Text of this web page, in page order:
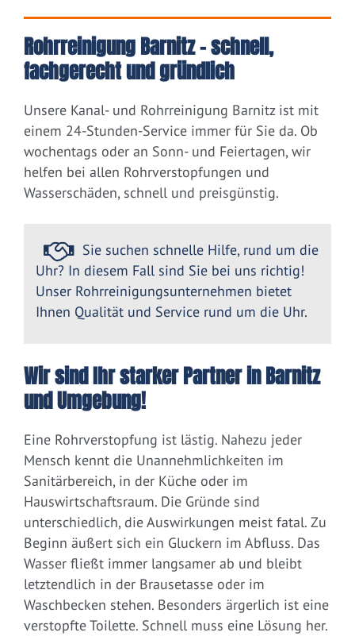
Rohrreinigung Barnitz – schnell,
fachgerecht und gründlich
Unsere Kanal- und Rohrreinigung Barnitz ist mit
einem 24-Stunden-Service immer für Sie da. Ob
wochentags oder an Sonn- und Feiertagen, wir
helfen bei allen Rohrverstopfungen und
Wasserschäden, schnell und preisgünstig.
Sie suchen schnelle Hilfe, rund um die
Uhr? In diesem Fall sind Sie bei uns richtig!
Unser Rohrreinigungsunternehmen bietet
Ihnen Qualität und Service rund um die Uhr.
Wir sind Ihr starker Partner in Barnitz
und Umgebung!
Eine Rohrverstopfung ist lästig. Nahezu jeder
Mensch kennt die Unannehmlichkeiten im
Sanitärbereich, in der Küche oder im
Hauswirtschaftsraum. Die Gründe sind
unterschiedlich, die Auswirkungen meist fatal. Zu
Beginn äußert sich ein Gluckern im Abfluss. Das
Wasser fließt immer langsamer ab und bleibt
letztendlich in der Brausetasse oder im
Waschbecken stehen. Besonders ärgerlich ist eine
verstopfte Toilette. Schnell muss eine Lösung her.